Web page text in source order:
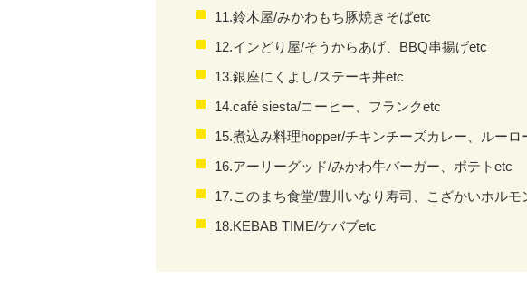
11.鈴木屋/みかわもち豚焼きそばetc
12.インどり屋/そうからあげ、BBQ串揚げetc
13.銀座にくよし/ステーキ丼etc
14.café siesta/コーヒー、フランクetc
15.煮込み料理hopper/チキンチーズカレー、ルーロ
16.アーリーグッド/みかわ牛バーガー、ポテトetc
17.このまち食堂/豊川いなり寿司、こざかいホルモ
18.KEBAB TIME/ケバブetc